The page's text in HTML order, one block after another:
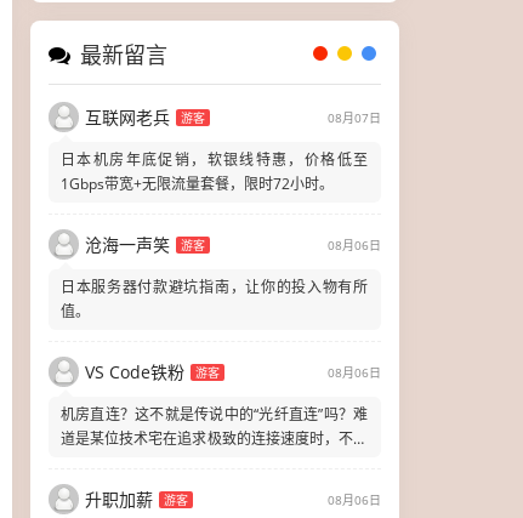
最新留言
互联网老兵 游客 08月07日
日本机房年底促销，软银线特惠，价格低至
1Gbps带宽+无限流量套餐，限时72小时。
沧海一声笑 游客 08月06日
日本服务器付款避坑指南，让你的投入物有所
值。
VS Code铁粉 游客 08月06日
机房直连？这不就是传说中的“光纤直连”吗？难
道是某位技术宅在追求极致的连接速度时，不小
升职加薪 游客 08月06日